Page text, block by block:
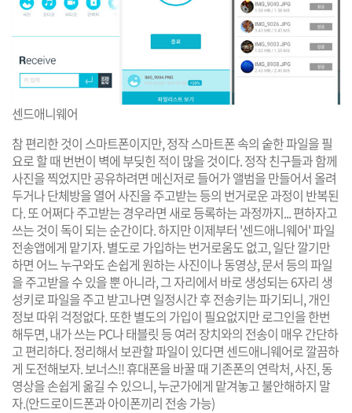
센드애니웨어
참 편리한 것이 스마트폰이지만, 정작 스마트폰 속의 숱한 파일을 필
요로 할 때 번번이 벽에 부딪힌 적이 많을 것이다. 정작 친구들과 함께
사진을 찍었지만 공유하려면 메신저로 들어가 앨범을 만들어서 올려
두거나 단체방을 열어 사진을 주고받는 등의 번거로운 과정이 반복된
다. 또 어쩌다 주고받는 경우라면 새로 등록하는 과정까지... 편하자고
쓰는 것이 독이 되는 순간이다. 하지만 이제부터 '센드애니웨어' 파일
전송앱에게 맡기자. 별도로 가입하는 번거로움도 없고, 일단 깔기만
하면 어느 누구와도 손쉽게 원하는 사진이나 동영상, 문서 등의 파일
을 주고받을 수 있을 뿐 아니라, 그 자리에서 바로 생성되는 6자리 생
성키로 파일을 주고 받고나면 일정시간 후 전송키는 파기되니, 개인
정보 따위 걱정없다. 또한 별도의 가입이 필요없지만 로그인을 한번
해두면, 내가 쓰는 PC나 태블릿 등 여러 장치와의 전송이 매우 간단하
고 편리하다. 정리해서 보관할 파일이 있다면 센드애니웨어로 깔끔하
게 도전해보자. 보너스!! 휴대폰을 바꿀 때 기존폰의 연락처, 사진, 동
영상을 손쉽게 옮길 수 있으니, 누군가에게 맡겨놓고 불안해하지 말
자.(안드로이드폰과 아이폰끼리 전송 가능)